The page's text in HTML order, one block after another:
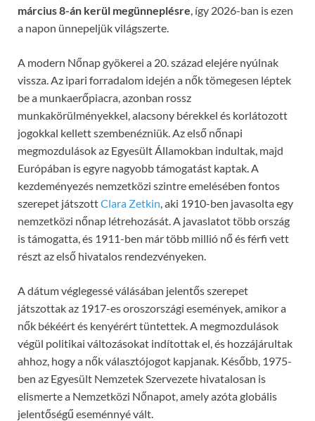
március 8-án kerül megünneplésre , így 2026-ban is ezen
a napon ünnepeljük világszerte.
A modern Nőnap gyökerei a 20. század elejére nyúlnak
vissza. Az ipari forradalom idején a nők tömegesen léptek
be a munkaerőpiacra, azonban rossz
munkakörülményekkel, alacsony bérekkel és korlátozott
jogokkal kellett szembenézniük. Az első nőnapi
megmozdulások az Egyesült Államokban indultak, majd
Európában is egyre nagyobb támogatást kaptak. A
kezdeményezés nemzetközi szintre emelésében fontos
szerepet játszottClara Zetkin , aki 1910-ben javasolta egy
nemzetközi nőnap létrehozását. A javaslatot több ország
is támogatta, és 1911-ben már több millió nő és férfi vett
részt az első hivatalos rendezvényeken.
A dátum véglegessé válásában jelentős szerepet
játszottak az 1917-es oroszországi események, amikor a
nők békéért és kenyérért tüntettek. A megmozdulások
végül politikai változásokat indítottak el, és hozzájárultak
ahhoz, hogy a nők választójogot kapjanak. Később, 1975-
ben az Egyesült Nemzetek Szervezete hivatalosan is
elismerte a Nemzetközi Nőnapot, amely azóta globális
jelentőségű eseménnyé vált.